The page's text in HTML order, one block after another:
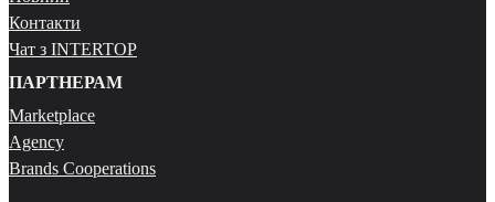
Контакти
Чат з INTERTOP
ПАРТНЕРАМ
Marketplace
Agency
Brands Cooperations